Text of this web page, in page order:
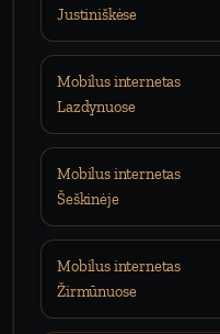
Justiniškėse
Mobilus internetas
Lazdynuose
Mobilus internetas
Šeškinėje
Mobilus internetas
Žirmūnuose